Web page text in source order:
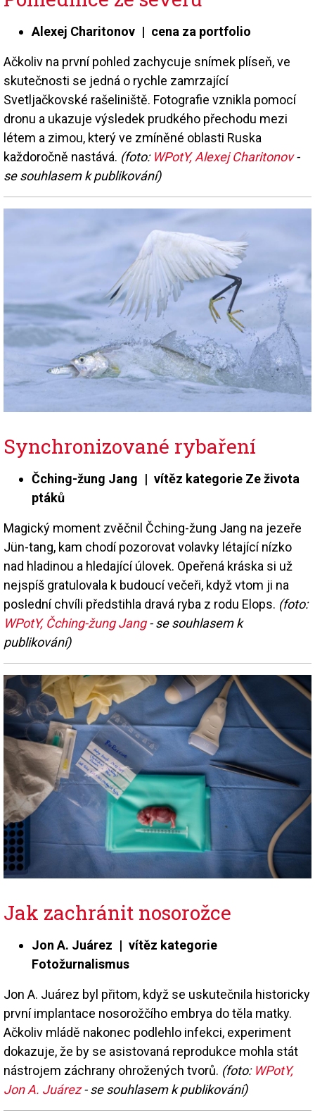
Alexej Charitonov | cena za portfolio
Ačkoliv na první pohled zachycuje snímek plíseň, ve
skutečnosti se jedná o rychle zamrzající
Svetljačkovské rašeliniště. Fotografie vznikla pomocí
dronu a ukazuje výsledek prudkého přechodu mezi
létem a zimou, který ve zmíněné oblasti Ruska
každoročně nastává. (foto: WPotY, Alexej Charitonov-
se souhlasem k publikování)
Synchronizované rybaření
Čching-žung Jang | vítěz kategorie Ze života
ptáků
Magický moment zvěčnil Čching-žung Jang na jezeře
Jün-tang, kam chodí pozorovat volavky létající nízko
nad hladinou a hledající úlovek. Opeřená kráska si už
nejspíš gratulovala k budoucí večeři, když vtom ji na
poslední chvíli předstihla dravá ryba z rodu Elops. (foto:
WPotY, Čching-žung Jang- se souhlasem k
publikování)
Jak zachránit nosorožce
Jon A. Juárez | vítěz kategorie
Fotožurnalismus
Jon A. Juárez byl přitom, když se uskutečnila historicky
první implantace nosorožčího embrya do těla matky.
Ačkoliv mládě nakonec podlehlo infekci, experiment
dokazuje, že by se asistovaná reprodukce mohla stát
nástrojem záchrany ohrožených tvorů. (foto: WPotY,
Jon A. Juárez- se souhlasem k publikování)